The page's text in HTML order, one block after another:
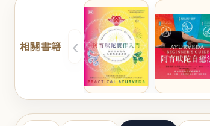
相關書籍 ‹